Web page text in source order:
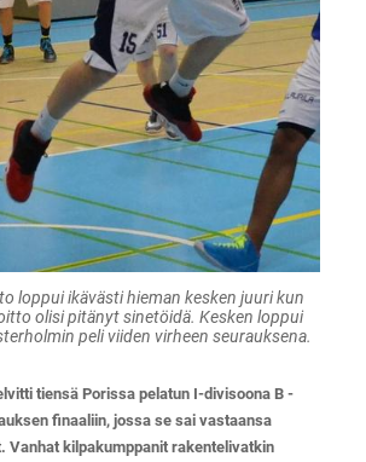
loppui ikävästi hieman kesken juuri kun
olisi pitänyt sinetöidä. Kesken loppui
peli viiden virheen seurauksena.
tiensä Porissa pelatun I-divisoona B -
finaaliin, jossa se sai vastaansa
Vanhat kilpakumppanit rakentelivatkin